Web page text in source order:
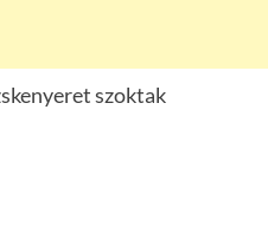
szoktak